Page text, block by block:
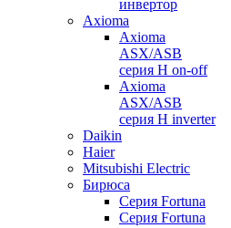
инвертор
Axioma
Axioma
ASX/ASB
серия Н on-off
Axioma
ASX/ASB
серия Н inverter
Daikin
Haier
Mitsubishi Electric
Бирюса
Серия Fortuna
Серия Fortuna